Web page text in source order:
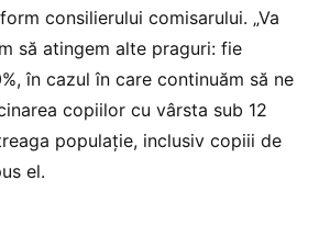
consilierului comisarului. „Va
să atingem alte praguri: fie
în cazul în care continuăm să ne
copiilor cu vârsta sub 12
populaţie, inclusiv copiii de
el.